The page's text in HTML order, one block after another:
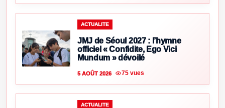
ACTUALITE
JMJ de Séoul 2027 : l’hymne
officiel « Confidite, Ego Vici
Mundum » dévoilé
5 AOÛT 2026 75 vues
ACTUALITE